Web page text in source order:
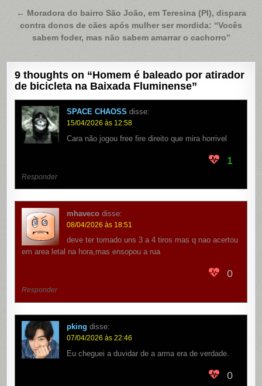
Post
← Moradora do bairro São João, em Teresina (PI), dispara
contra donos de cães após mulher ser mordida: “Vocês
sabem foder, mas não sabem amarrar o cachorro”
9 thoughts on “Homem é baleado por atirador
de bicicleta na Baixada Fluminense”
SPACE CHAOSS disse:
15/04/2026 às 12:58
Cara não jogou free fire direito que mira horrivel
1
Responder
mhaveco disse:
08/04/2026 às 18:51
deve ter tomado uns 3 a 4 tiros mas q nao acertou
em area letal na hora,mas ensopou a rua
0
Responder
pking disse:
07/04/2026 às 22:46
Eu cheguei a duvidar de a arma era de verdade.
0